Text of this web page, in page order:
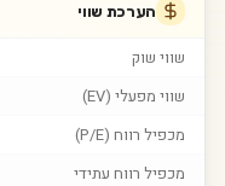
הערכת שווי
שווי שוק
שווי מפעלי (EV)
מכפיל רווח (P/E)
מכפיל רווח עתידי